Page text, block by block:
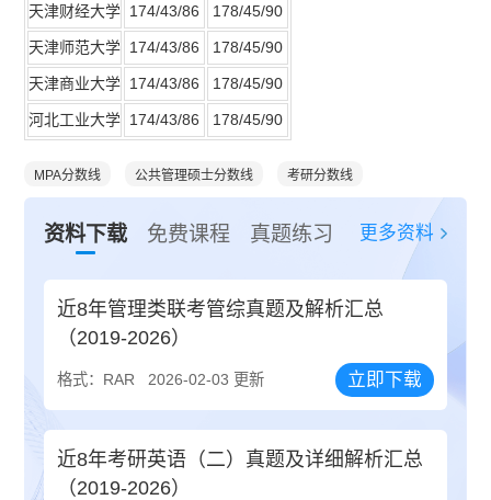
天津财经大学 174/43/86 178/45/90
天津师范大学 174/43/86 178/45/90
天津商业大学 174/43/86 178/45/90
河北工业大学 174/43/86 178/45/90
MPA分数线 公共管理硕士分数线 考研分数线
资料下载 免费课程 真题练习 更多资料
近8年管理类联考管综真题及解析汇总
（2019-2026）
格式：RAR 2026-02-03 更新 立即下载
近8年考研英语（二）真题及详细解析汇总
（2019-2026）